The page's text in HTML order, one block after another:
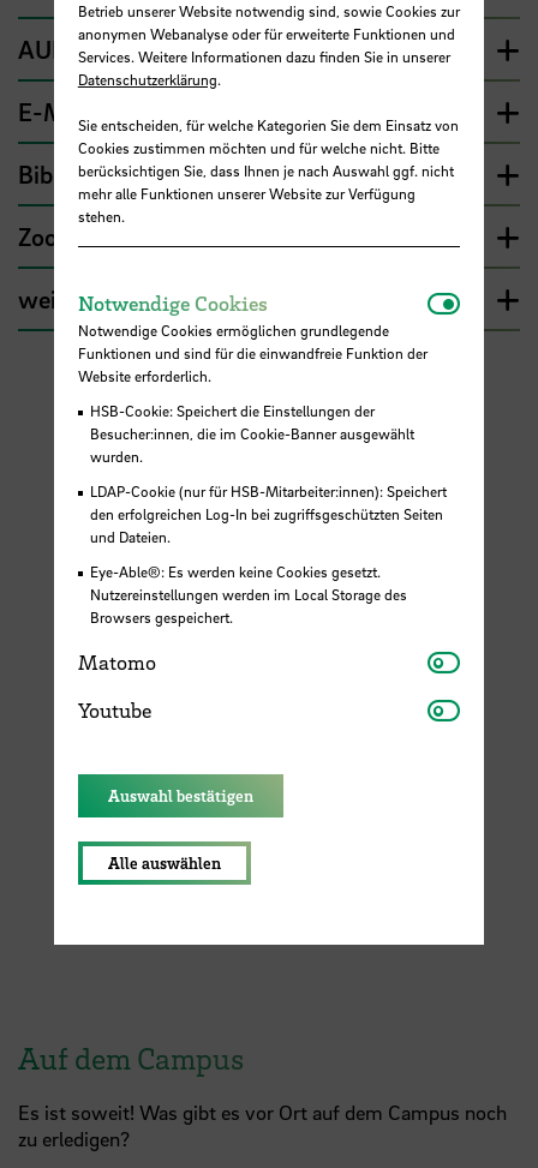
AULIS
E-Mail und Webmail
Bibliotheken und BIB-Portal
Zoom
weitere Lizenzen
Auf dem Campus
Es ist soweit! Was gibt es vor Ort auf dem Campus noch
zu erledigen?
Betrieb unserer Website notwendig sind, sowie Cookies zur
anonymen Webanalyse oder für erweiterte Funktionen und
Services. Weitere Informationen dazu finden Sie in unserer
Datenschutzerklärung.
Sie entscheiden, für welche Kategorien Sie dem Einsatz von
Cookies zustimmen möchten und für welche nicht. Bitte
berücksichtigen Sie, dass Ihnen je nach Auswahl ggf. nicht
mehr alle Funktionen unserer Website zur Verfügung
stehen.
Notwendige Cookies
Notwendige Cookies ermöglichen grundlegende
Funktionen und sind für die einwandfreie Funktion der
Website erforderlich.
HSB-Cookie: Speichert die Einstellungen der
Besucher:innen, die im Cookie-Banner ausgewählt
wurden.
LDAP-Cookie (nur für HSB-Mitarbeiter:innen): Speichert
den erfolgreichen Log-In bei zugriffsgeschützten Seiten
und Dateien.
Eye-Able®: Es werden keine Cookies gesetzt.
Nutzereinstellungen werden im Local Storage des
Browsers gespeichert.
Matomo Matomo
Youtube Youtube
Auswahl bestätigen
Alle auswählen